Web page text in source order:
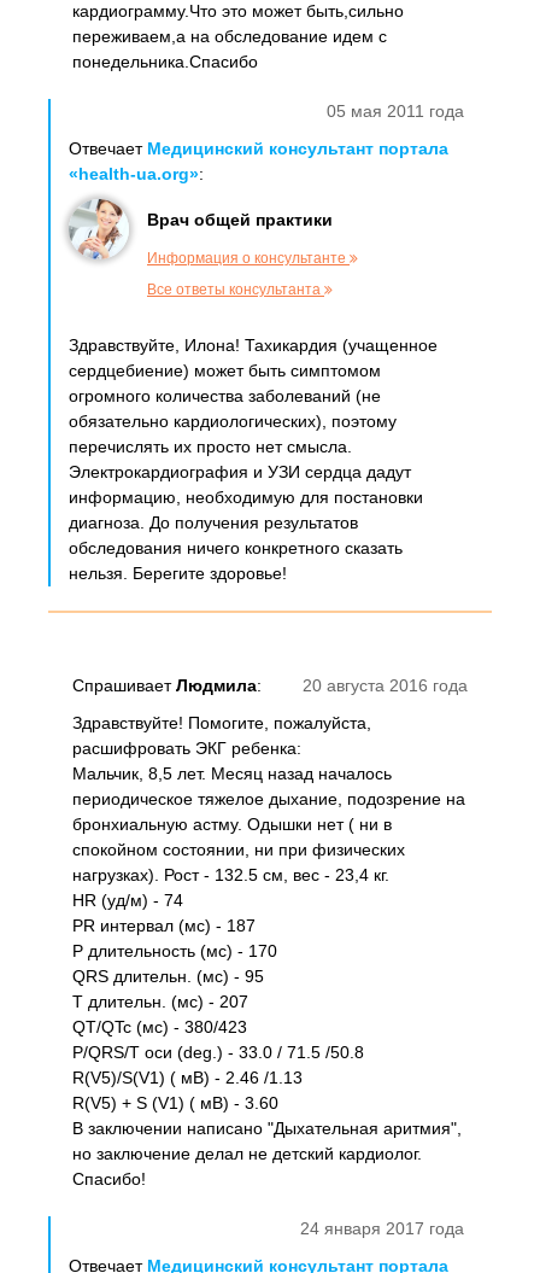
кардиограмму.Что это может быть,сильно
переживаем,а на обследование идем с
понедельника.Спасибо
05 мая 2011 года
Отвечает Медицинский консультант портала
«health-ua.org»:
Врач общей практики
Информация о консультанте
Все ответы консультанта
Здравствуйте, Илона! Тахикардия (учащенное
сердцебиение) может быть симптомом
огромного количества заболеваний (не
обязательно кардиологических), поэтому
перечислять их просто нет смысла.
Электрокардиография и УЗИ сердца дадут
информацию, необходимую для постановки
диагноза. До получения результатов
обследования ничего конкретного сказать
нельзя. Берегите здоровье!
20 августа 2016 года
СпрашиваетЛюдмила:
Здравствуйте! Помогите, пожалуйста,
расшифровать ЭКГ ребенка:
Мальчик, 8,5 лет. Месяц назад началось
периодическое тяжелое дыхание, подозрение на
бронхиальную астму. Одышки нет ( ни в
спокойном состоянии, ни при физических
нагрузках). Рост - 132.5 см, вес - 23,4 кг.
HR (уд/м) - 74
PR интервал (мс) - 187
P длительность (мс) - 170
QRS длительн. (мс) - 95
Т длительн. (мс) - 207
QT/QTc (мс) - 380/423
P/QRS/T оси (deg.) - 33.0 / 71.5 /50.8
R(V5)/S(V1) ( мВ) - 2.46 /1.13
R(V5) + S (V1) ( мВ) - 3.60
В заключении написано "Дыхательная аритмия",
но заключение делал не детский кардиолог.
Спасибо!
24 января 2017 года
Отвечает Медицинский консультант портала